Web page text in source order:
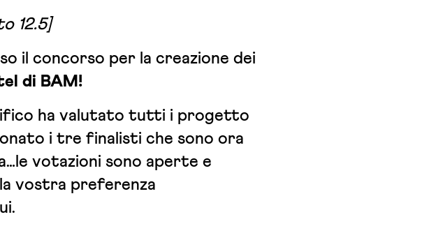
12.5]
il concorso per la creazione dei
di BAM!
ha valutato tutti i progetto
i tre finalisti che sono ora
votazioni sono aperte e
vostra preferenza